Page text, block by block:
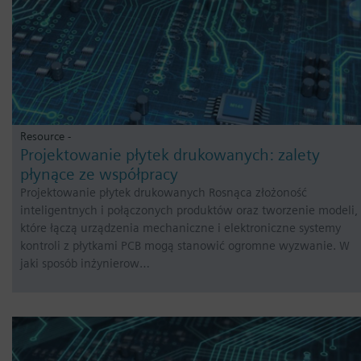
Resource -
Projektowanie płytek drukowanych: zalety
płynące ze współpracy
Projektowanie płytek drukowanych Rosnąca złożoność
inteligentnych i połączonych produktów oraz tworzenie modeli,
które łączą urządzenia mechaniczne i elektroniczne systemy
kontroli z płytkami PCB mogą stanowić ogromne wyzwanie. W
jaki sposób inżynierow…